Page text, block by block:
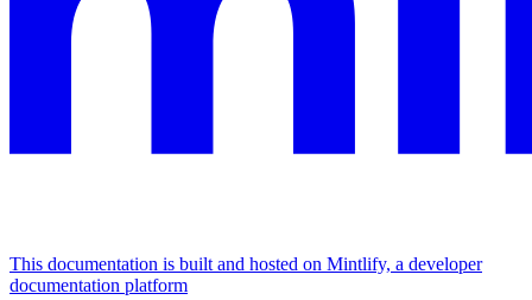
This documentation is built and hosted on Mintlify, a developer
documentation platform